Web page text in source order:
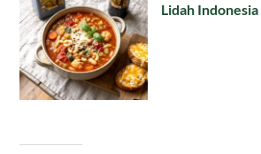
Lidah Indonesia